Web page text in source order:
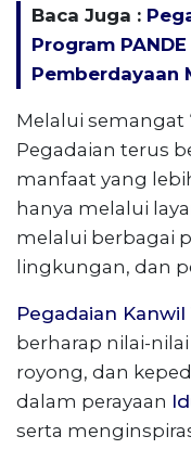
Baca Juga :
Program
Pemberdayaan
Melalui semangat
Pegadaian terus
manfaat yang
hanya melalui
melalui berbagai
lingkungan, dan
Pegadaian Kanwil
berharap nilai-
royong, dan
dalam perayaan
serta